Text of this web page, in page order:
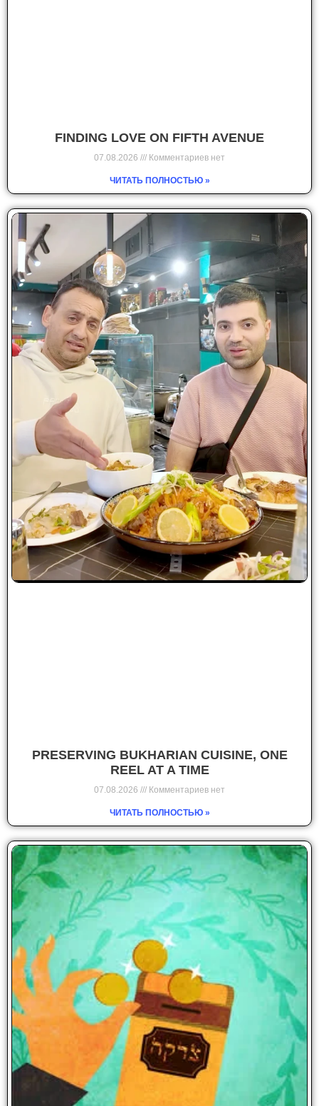
FINDING LOVE ON FIFTH AVENUE
07.08.2026 Комментариев нет
ЧИТАТЬ ПОЛНОСТЬЮ »
PRESERVING BUKHARIAN CUISINE, ONE
REEL AT A TIME
07.08.2026 Комментариев нет
ЧИТАТЬ ПОЛНОСТЬЮ »